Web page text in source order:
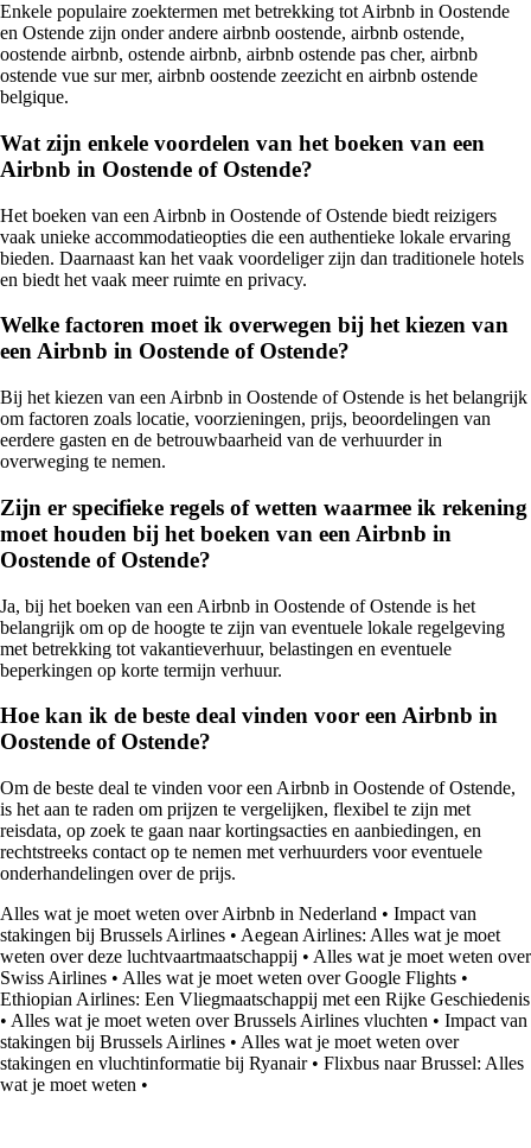
Enkele populaire zoektermen met betrekking tot Airbnb in Oostende
en Ostende zijn onder andere airbnb oostende, airbnb ostende,
oostende airbnb, ostende airbnb, airbnb ostende pas cher, airbnb
ostende vue sur mer, airbnb oostende zeezicht en airbnb ostende
belgique.
Wat zijn enkele voordelen van het boeken van een
Airbnb in Oostende of Ostende?
Het boeken van een Airbnb in Oostende of Ostende biedt reizigers
vaak unieke accommodatieopties die een authentieke lokale ervaring
bieden. Daarnaast kan het vaak voordeliger zijn dan traditionele hotels
en biedt het vaak meer ruimte en privacy.
Welke factoren moet ik overwegen bij het kiezen van
een Airbnb in Oostende of Ostende?
Bij het kiezen van een Airbnb in Oostende of Ostende is het belangrijk
om factoren zoals locatie, voorzieningen, prijs, beoordelingen van
eerdere gasten en de betrouwbaarheid van de verhuurder in
overweging te nemen.
Zijn er specifieke regels of wetten waarmee ik rekening
moet houden bij het boeken van een Airbnb in
Oostende of Ostende?
Ja, bij het boeken van een Airbnb in Oostende of Ostende is het
belangrijk om op de hoogte te zijn van eventuele lokale regelgeving
met betrekking tot vakantieverhuur, belastingen en eventuele
beperkingen op korte termijn verhuur.
Hoe kan ik de beste deal vinden voor een Airbnb in
Oostende of Ostende?
Om de beste deal te vinden voor een Airbnb in Oostende of Ostende,
is het aan te raden om prijzen te vergelijken, flexibel te zijn met
reisdata, op zoek te gaan naar kortingsacties en aanbiedingen, en
rechtstreeks contact op te nemen met verhuurders voor eventuele
onderhandelingen over de prijs.
Alles wat je moet weten over Airbnb in Nederland • Impact van
stakingen bij Brussels Airlines • Aegean Airlines: Alles wat je moet
weten over deze luchtvaartmaatschappij • Alles wat je moet weten over
Swiss Airlines • Alles wat je moet weten over Google Flights •
Ethiopian Airlines: Een Vliegmaatschappij met een Rijke Geschiedenis
• Alles wat je moet weten over Brussels Airlines vluchten • Impact van
stakingen bij Brussels Airlines • Alles wat je moet weten over
stakingen en vluchtinformatie bij Ryanair• Flixbus naar Brussel: Alles
wat je moet weten •